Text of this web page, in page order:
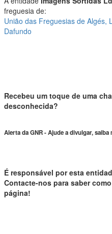
freguesia de:
União das Freguesias de Algés,
Dafundo
Recebeu um toque de uma
desconhecida?
Alerta da GNR - Ajude a divulgar, saiba
É responsável por esta
Contacte-nos para saber
página!